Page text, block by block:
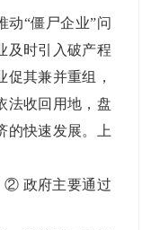
动“僵尸企业”问
及时引入破产程
促其兼并重组，
法收回用地，盘
的快速发展。上
政府主要通过